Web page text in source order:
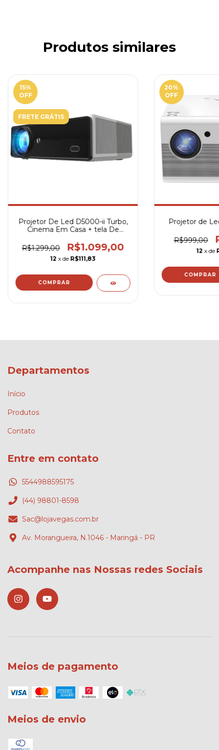
Produtos similares
15%
OFF
FRETE GRÁTIS
Projetor De Led D5000-ii Turbo,
Cinema Em Casa + tela De
R$1.299,00
R$1.099,00
12 x de R$111,83
20%
OFF
Projetor de
R$999,00
12 x de
Departamentos
Início
Produtos
Contato
Entre em contato
5544988595175
(44) 98801-8598
Sac@lojavegas.com.br
Av. Morangueira, N.1046 - Maringá - PR
Acompanhe nas Nossas redes Sociais
Meios de pagamento
Meios de envio